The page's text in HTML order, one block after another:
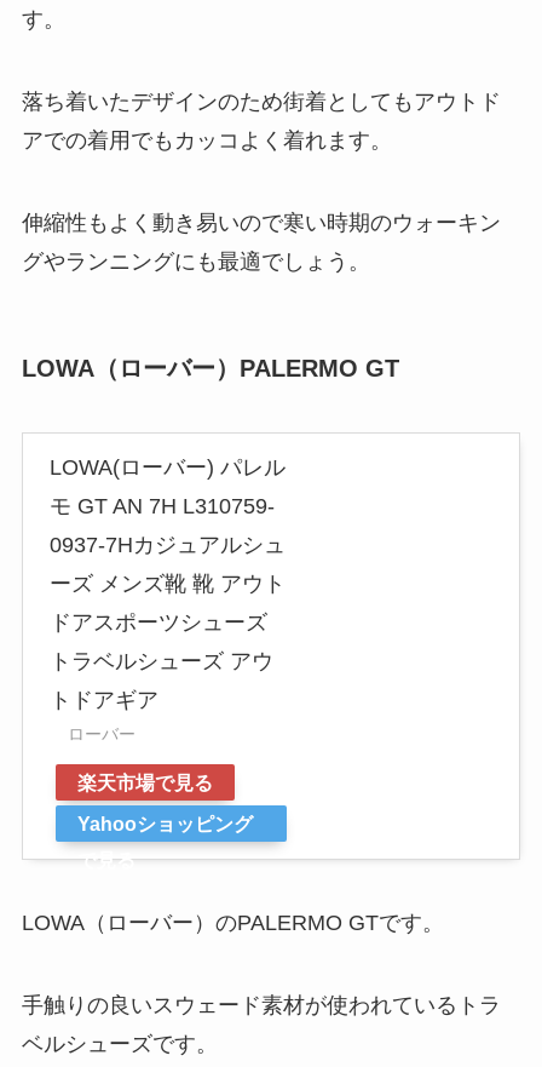
す。
落ち着いたデザインのため街着としてもアウトド
アでの着用でもカッコよく着れます。
伸縮性もよく動き易いので寒い時期のウォーキン
グやランニングにも最適でしょう。
LOWA（ローバー）PALERMO GT
LOWA(ローバー) パレル
モ GT AN 7H L310759-
0937-7Hカジュアルシュ
ーズ メンズ靴 靴 アウト
ドアスポーツシューズ
トラベルシューズ アウ
トドアギア
ローバー
楽天市場で見る
Yahooショッピング
で見る
LOWA（ローバー）のPALERMO GTです。
手触りの良いスウェード素材が使われているトラ
ベルシューズです。